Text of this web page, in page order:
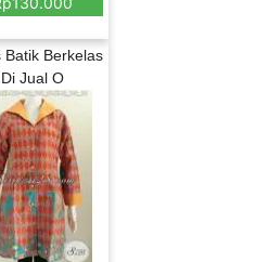
Batik Berkelas
Di Jual O